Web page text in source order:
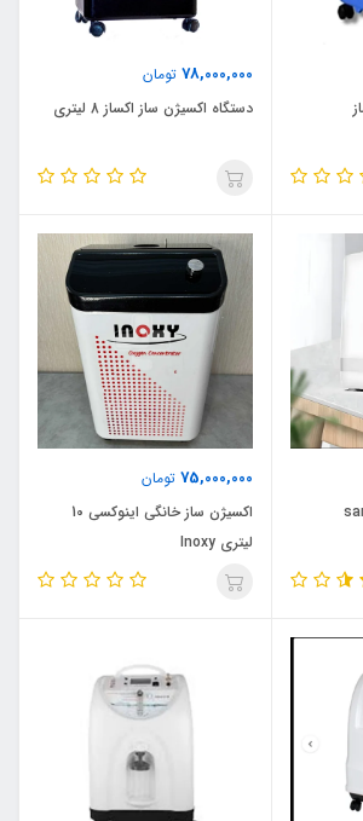
78,000,000 تومان
دستگاه اکسیژن ساز اکساز 8 لیتری
75,000,000 تومان
اکسیژن ساز خانگی اینوکسی 10
لیتری Inoxy